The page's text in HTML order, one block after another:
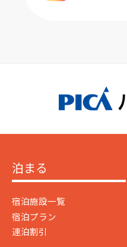
泊まる
宿泊施設一覧
宿泊プラン
連泊割引